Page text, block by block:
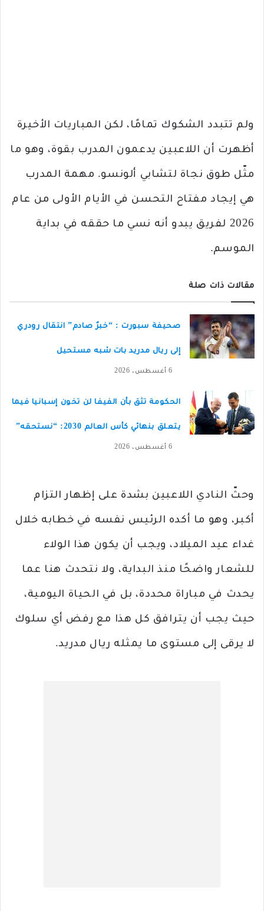
ولم تتبدد الشكوك تمامًا، لكن المباريات الأخيرة
أظهرت أن اللاعبين يدعمون المدرب بقوة، وهو ما
مثّل طوق نجاة لتشابي ألونسو. مهمة المدرب
هي إيجاد مفتاح التحسن في الأيام الأولى من عام
2026 لفريق يبدو أنه نسي ما حققه في بداية
الموسم.
مقالات ذات صلة
صحيفة سبورت : “خبرٌ صادم” انتقال رودري
إلى ريال مدريد بات شبه مستحيل
6 أغسطس، 2026
الحكومة تثق بأن الفيفا لن تخون إسبانيا فيما
يتعلق بنهائي كأس العالم 2030: “نستحقه”
6 أغسطس، 2026
وحثّ النادي اللاعبين بشدة على إظهار التزام
أكبر، وهو ما أكده الرئيس نفسه في خطابه خلال
غداء عيد الميلاد، ويجب أن يكون هذا الولاء
للشعار واضحًا منذ البداية، ولا نتحدث هنا عما
يحدث في مباراة محددة، بل في الحياة اليومية،
حيث يجب أن يترافق كل هذا مع رفض أي سلوك
لا يرقى إلى مستوى ما يمثله ريال مدريد.